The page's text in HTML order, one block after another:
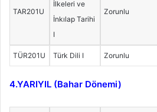
TAR201U
İlkeleri ve
İnkılap Tarihi
I
Zorunlu
TÜR201U Türk Dili I Zorunlu
4.YARIYIL (Bahar Dönemi)